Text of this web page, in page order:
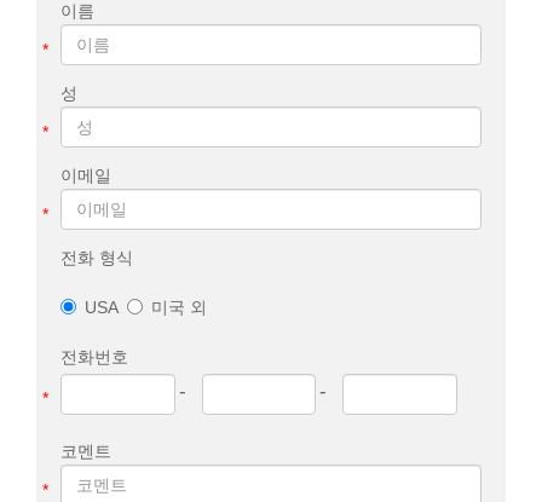
이름
*
성
*
이메일
*
전화 형식
USA 미국 외
전화번호
* - -
코멘트
*